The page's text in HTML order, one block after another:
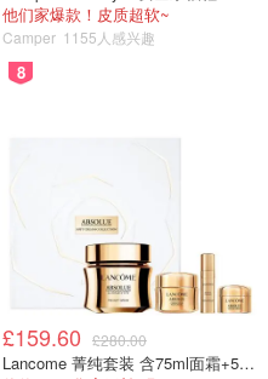
就是它可以同步中亚这个功
，美国那个书贵的不是一般
，同样是正版可是价格将
中亚网上超过二十多万的图
他们家爆款！皮质超软~
Camper 1155人感兴趣
8
£159.60 £280.00
Lancome 菁纯套装 含75ml面霜+5ml精华+5ml眼霜